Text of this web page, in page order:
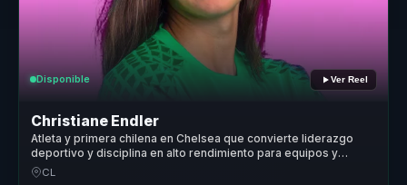
Disponible Ver Reel
Christiane Endler
Atleta y primera chilena en Chelsea que convierte liderazgo
deportivo y disciplina en alto rendimiento para equipos y
empresas.
CL